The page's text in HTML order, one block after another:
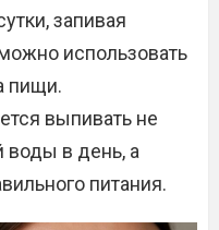
запивая
использовать
пищи.
выпивать не
воды в день, а
питания.